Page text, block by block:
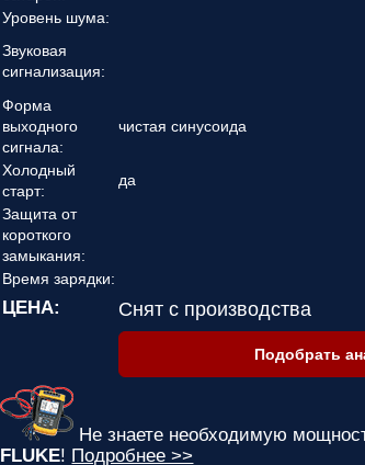
Уровень шума:
Звуковая
сигнализация:
Форма
выходного
сигнала:
чистая синусоида
Холодный
старт:
да
Защита от
короткого
замыкания:
Время зарядки:
ЦЕНА: Снят с производства
Подобрать
Не знаете необходимую
FLUKE! Подробнее >>